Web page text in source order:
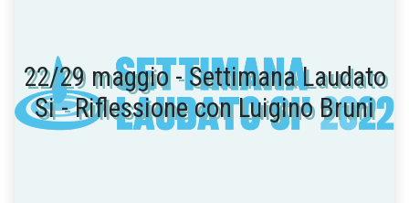
22/29 maggio - Settimana Laudato
Si - Riflessione con Luigino Bruni